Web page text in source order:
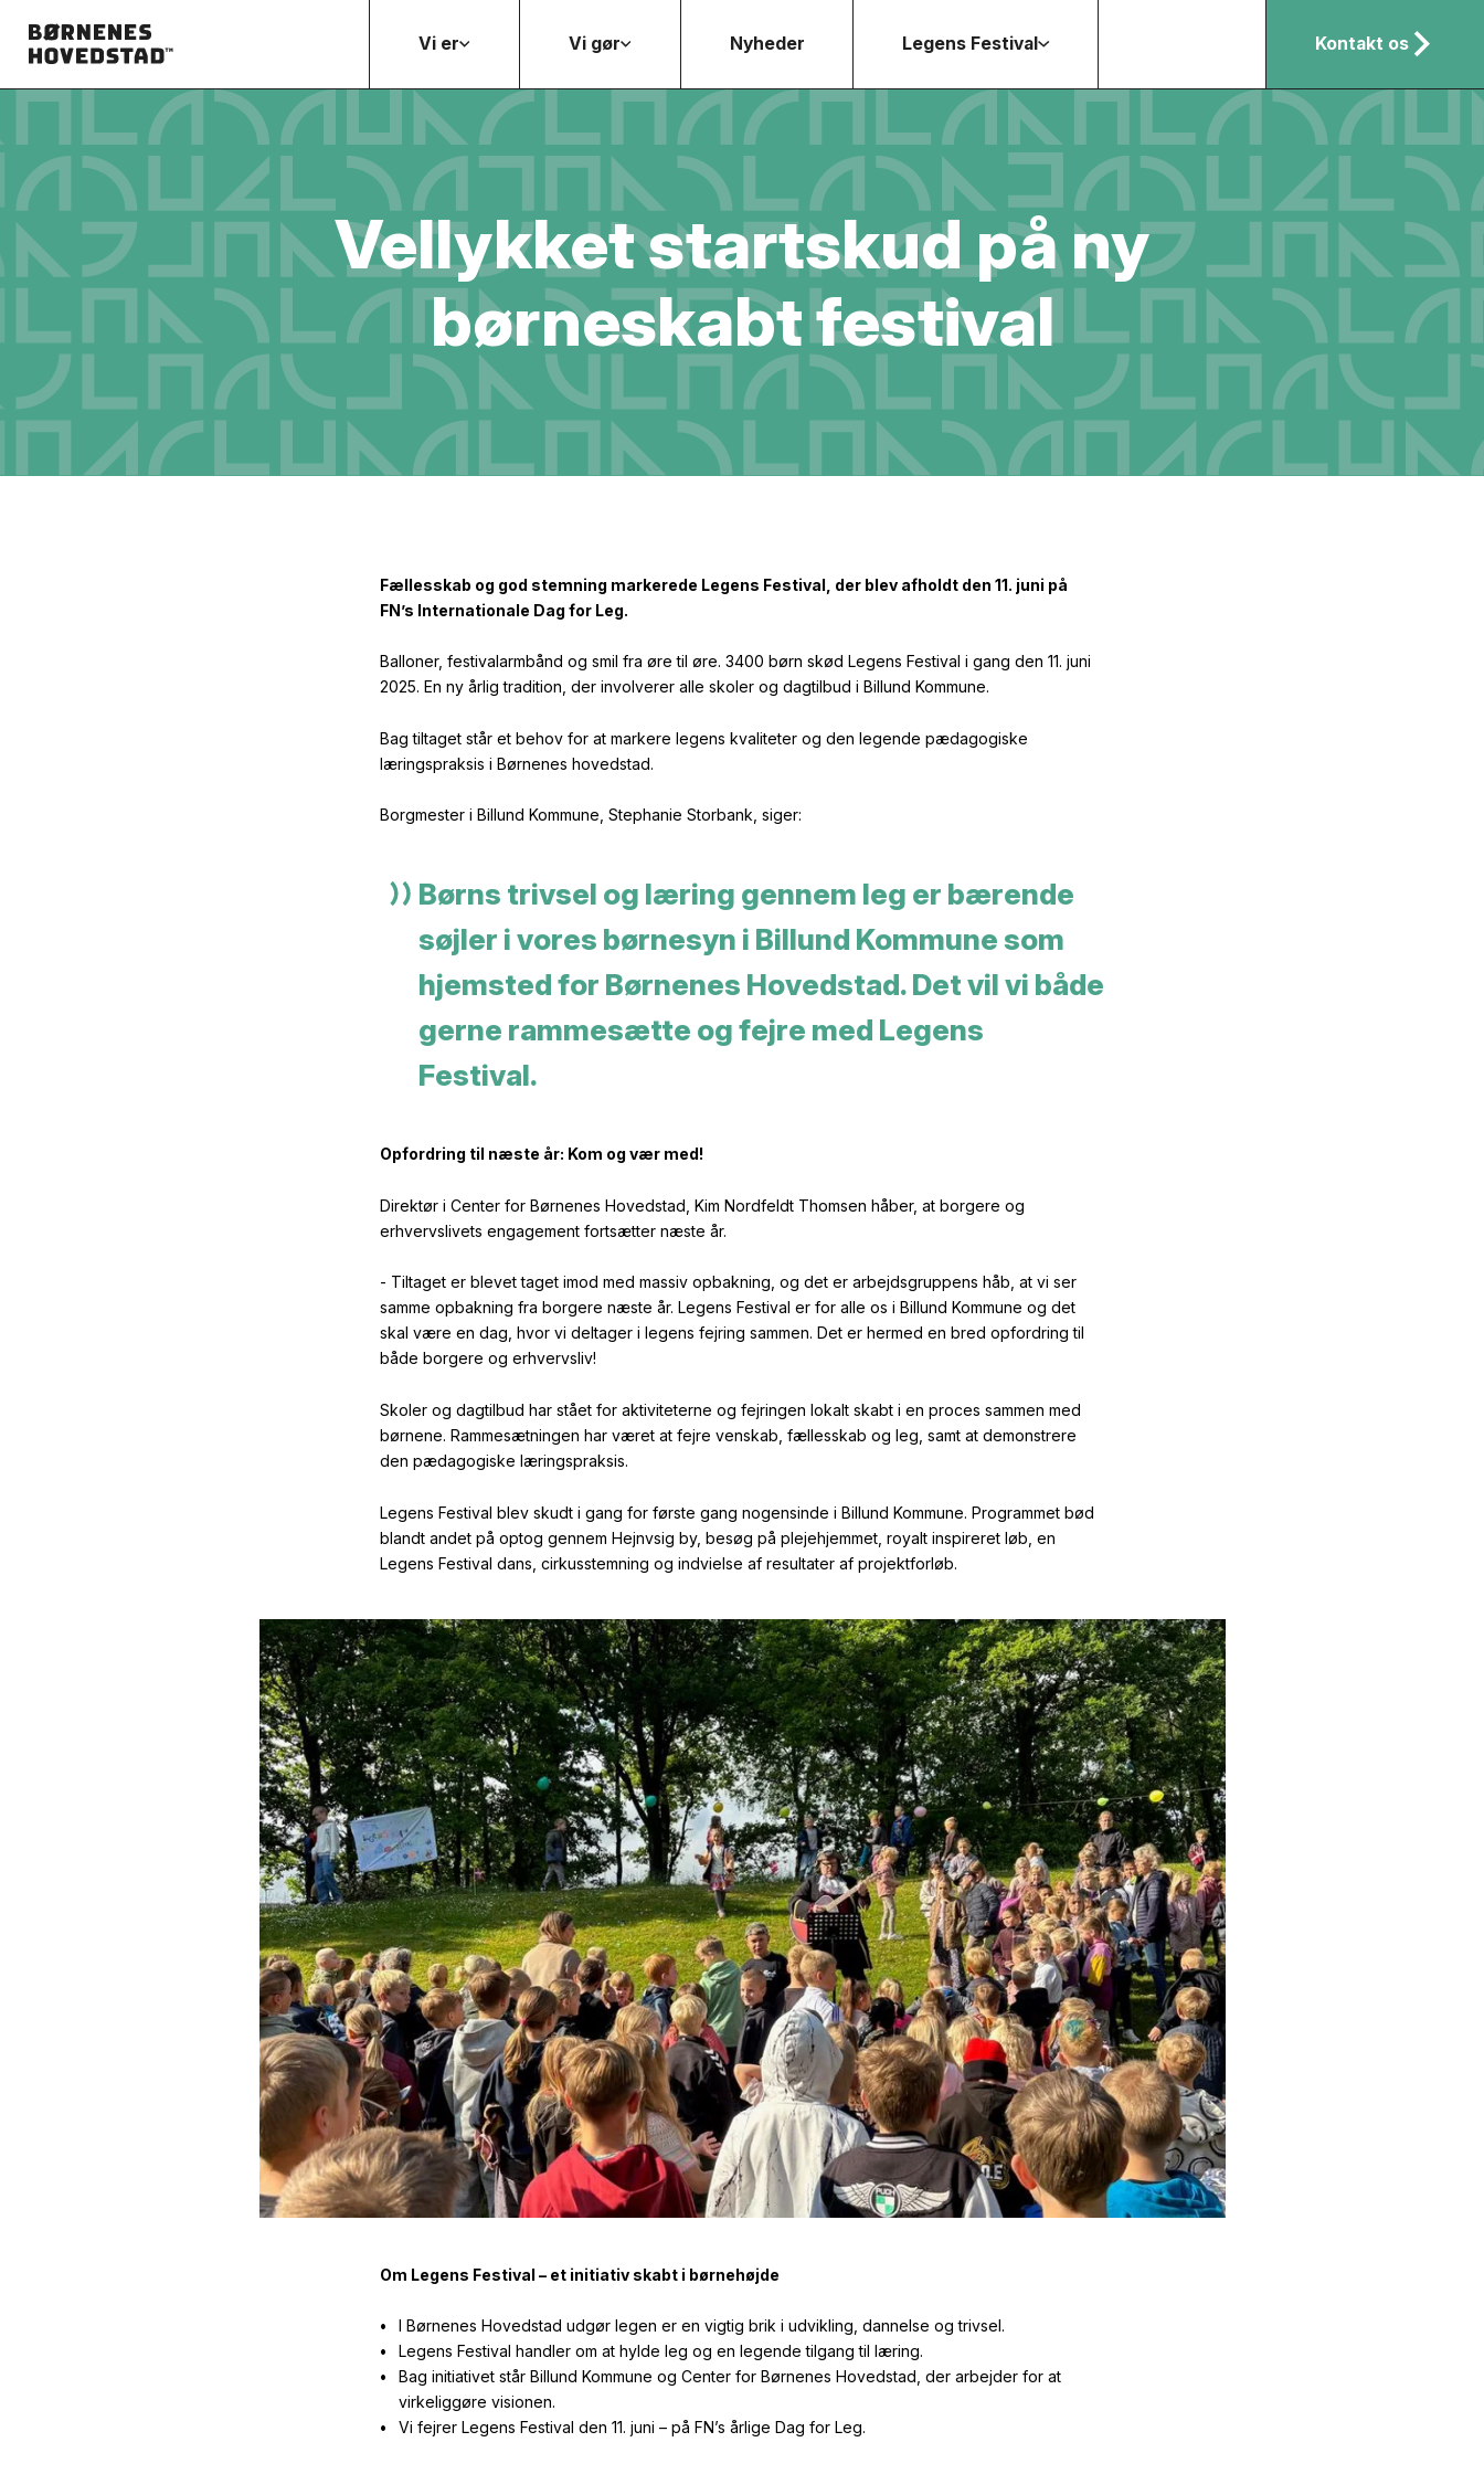
Vi er Vi gør Nyheder Legens Festival Kontakt os
Vellykket startskud på ny
børneskabt festival
Fællesskab og god stemning markerede Legens Festival, der blev afholdt den 11. juni på
FN’s Internationale Dag for Leg.
Balloner, festivalarmbånd og smil fra øre til øre. 3400 børn skød Legens Festival i gang den 11. juni
2025. En ny årlig tradition, der involverer alle skoler og dagtilbud i Billund Kommune.
Bag tiltaget står et behov for at markere legens kvaliteter og den legende pædagogiske
læringspraksis i Børnenes hovedstad.
Borgmester i Billund Kommune, Stephanie Storbank, siger:
Børns trivsel og læring gennem leg er bærende
søjler i vores børnesyn i Billund Kommune som
hjemsted for Børnenes Hovedstad. Det vil vi både
gerne rammesætte og fejre med Legens
Festival.
Opfordring til næste år: Kom og vær med!
Direktør i Center for Børnenes Hovedstad, Kim Nordfeldt Thomsen håber, at borgere og
erhvervslivets engagement fortsætter næste år.
- Tiltaget er blevet taget imod med massiv opbakning, og det er arbejdsgruppens håb, at vi ser
samme opbakning fra borgere næste år. Legens Festival er for alle os i Billund Kommune og det
skal være en dag, hvor vi deltager i legens fejring sammen. Det er hermed en bred opfordring til
både borgere og erhvervsliv!
Skoler og dagtilbud har stået for aktiviteterne og fejringen lokalt skabt i en proces sammen med
børnene. Rammesætningen har været at fejre venskab, fællesskab og leg, samt at demonstrere
den pædagogiske læringspraksis.
Legens Festival blev skudt i gang for første gang nogensinde i Billund Kommune. Programmet bød
blandt andet på optog gennem Hejnvsig by, besøg på plejehjemmet, royalt inspireret løb, en
Legens Festival dans, cirkusstemning og indvielse af resultater af projektforløb.
Om Legens Festival – et initiativ skabt i børnehøjde
I Børnenes Hovedstad udgør legen er en vigtig brik i udvikling, dannelse og trivsel.
Legens Festival handler om at hylde leg og en legende tilgang til læring.
Bag initiativet står Billund Kommune og Center for Børnenes Hovedstad, der arbejder for at
virkeliggøre visionen.
Vi fejrer Legens Festival den 11. juni – på FN’s årlige Dag for Leg.